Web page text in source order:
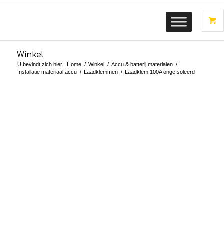
Winkel
U bevindt zich hier: Home / Winkel / Accu & batterij materialen /
Installatie materiaal accu / Laadklemmen / Laadklem 100A ongeïsoleerd